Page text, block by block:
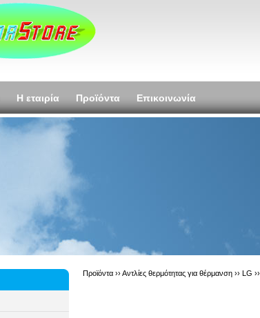
Η εταιρία Προϊόντα Επικοινωνία
Προϊόντα ››Αντλίες θερμότητας για θέρμανση ›› LG ››